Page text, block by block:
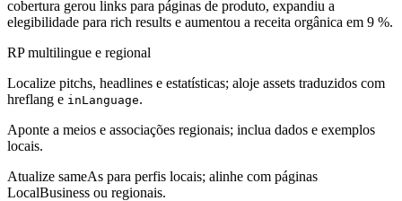
cobertura gerou links para páginas de produto, expandiu a
elegibilidade para rich results e aumentou a receita orgânica em 9 %.
RP multilingue e regional
Localize pitchs, headlines e estatísticas; aloje assets traduzidos com
hreflang e inLanguage.
Aponte a meios e associações regionais; inclua dados e exemplos
locais.
Atualize sameAs para perfis locais; alinhe com páginas
LocalBusiness ou regionais.